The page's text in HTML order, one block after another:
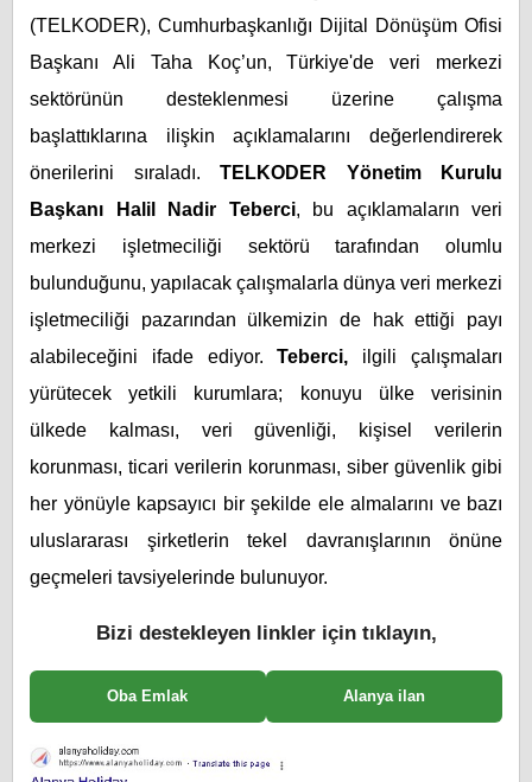
(TELKODER), Cumhurbaşkanlığı Dijital Dönüşüm Ofisi
Başkanı Ali Taha Koç’un, Türkiye'de veri merkezi
sektörünün desteklenmesi üzerine çalışma
başlattıklarına ilişkin açıklamalarını değerlendirerek
önerilerini sıraladı. TELKODER Yönetim Kurulu
Başkanı Halil Nadir Teberci, bu açıklamaların veri
merkezi işletmeciliği sektörü tarafından olumlu
bulunduğunu, yapılacak çalışmalarla dünya veri merkezi
işletmeciliği pazarından ülkemizin de hak ettiği payı
alabileceğini ifade ediyor.Teberci, ilgili çalışmaları
yürütecek yetkili kurumlara; konuyu ülke verisinin
ülkede kalması, veri güvenliği, kişisel verilerin
korunması, ticari verilerin korunması, siber güvenlik gibi
her yönüyle kapsayıcı bir şekilde ele almalarını ve bazı
uluslararası şirketlerin tekel davranışlarının önüne
geçmeleri tavsiyelerinde bulunuyor.
Bizi destekleyen linkler için tıklayın,
Oba Emlak Alanya ilan